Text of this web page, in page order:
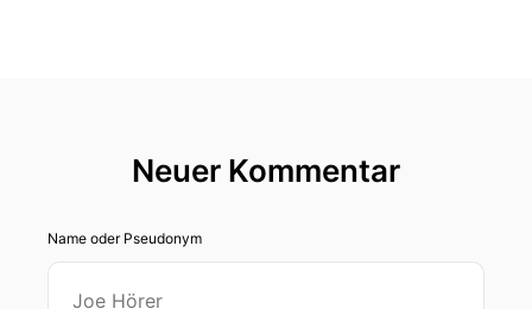
Neuer Kommentar
Name oder Pseudonym